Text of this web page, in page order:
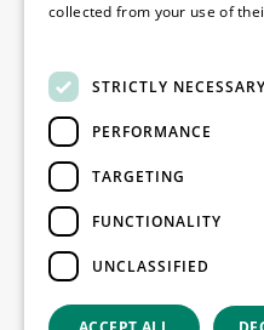
Contact
Blijf op de hoogte
Blijf up-to-date: meld
Marketing
collected from your use of
STRICTLY NECESSARY
PERFORMANCE
TARGETING
FUNCTIONALITY
UNCLASSIFIED